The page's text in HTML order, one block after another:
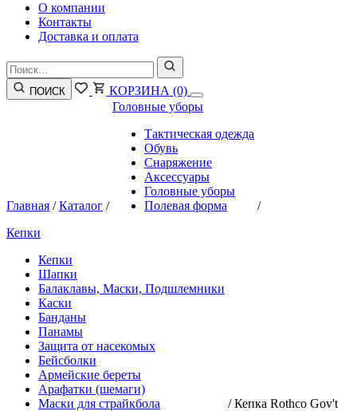
О компании
Контакты
Доставка и оплата
ПОИСК КОРЗИНА (0)
Главная /Каталог /
Головные уборы
Тактическая одежда
Обувь
Снаряжение
Аксессуары
Головные уборы
Полевая форма
/
Кепки
Кепки
Шапки
Балаклавы, Маски, Подшлемники
Каски
Банданы
Панамы
Защита от насекомых
Бейсболки
Армейские береты
Арафатки (шемаги)
Маски для страйкбола
/Кепка Rothco Gov't